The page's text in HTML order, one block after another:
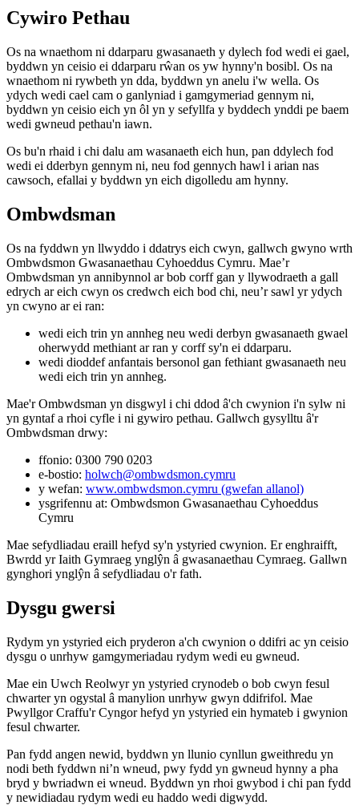
Cywiro Pethau
Os na wnaethom ni ddarparu gwasanaeth y dylech fod wedi ei gael,
byddwn yn ceisio ei ddarparu rŵan os yw hynny'n bosibl. Os na
wnaethom ni rywbeth yn dda, byddwn yn anelu i'w wella. Os
ydych wedi cael cam o ganlyniad i gamgymeriad gennym ni,
byddwn yn ceisio eich yn ôl yn y sefyllfa y byddech ynddi pe baem
wedi gwneud pethau'n iawn.
Os bu'n rhaid i chi dalu am wasanaeth eich hun, pan ddylech fod
wedi ei dderbyn gennym ni, neu fod gennych hawl i arian nas
cawsoch, efallai y byddwn yn eich digolledu am hynny.
Ombwdsman
Os na fyddwn yn llwyddo i ddatrys eich cwyn, gallwch gwyno wrth
Ombwdsmon Gwasanaethau Cyhoeddus Cymru. Mae’r
Ombwdsman yn annibynnol ar bob corff gan y llywodraeth a gall
edrych ar eich cwyn os credwch eich bod chi, neu’r sawl yr ydych
yn cwyno ar ei ran:
wedi eich trin yn annheg neu wedi derbyn gwasanaeth gwael
oherwydd methiant ar ran y corff sy'n ei ddarparu.
wedi dioddef anfantais bersonol gan fethiant gwasanaeth neu
wedi eich trin yn annheg.
Mae'r Ombwdsman yn disgwyl i chi ddod â'ch cwynion i'n sylw ni
yn gyntaf a rhoi cyfle i ni gywiro pethau. Gallwch gysylltu â'r
Ombwdsman drwy:
ffonio: 0300 790 0203
e-bostio: holwch@ombwdsmon.cymru
y wefan: www.ombwdsmon.cymru (gwefan allanol)
ysgrifennu at: Ombwdsmon Gwasanaethau Cyhoeddus
Cymru
Mae sefydliadau eraill hefyd sy'n ystyried cwynion. Er enghraifft,
Bwrdd yr Iaith Gymraeg ynglŷn â gwasanaethau Cymraeg. Gallwn
gynghori ynglŷn â sefydliadau o'r fath.
Dysgu gwersi
Rydym yn ystyried eich pryderon a'ch cwynion o ddifri ac yn ceisio
dysgu o unrhyw gamgymeriadau rydym wedi eu gwneud.
Mae ein Uwch Reolwyr yn ystyried crynodeb o bob cwyn fesul
chwarter yn ogystal â manylion unrhyw gwyn ddifrifol. Mae
Pwyllgor Craffu'r Cyngor hefyd yn ystyried ein hymateb i gwynion
fesul chwarter.
Pan fydd angen newid, byddwn yn llunio cynllun gweithredu yn
nodi beth fyddwn ni’n wneud, pwy fydd yn gwneud hynny a pha
bryd y bwriadwn ei wneud. Byddwn yn rhoi gwybod i chi pan fydd
y newidiadau rydym wedi eu haddo wedi digwydd.